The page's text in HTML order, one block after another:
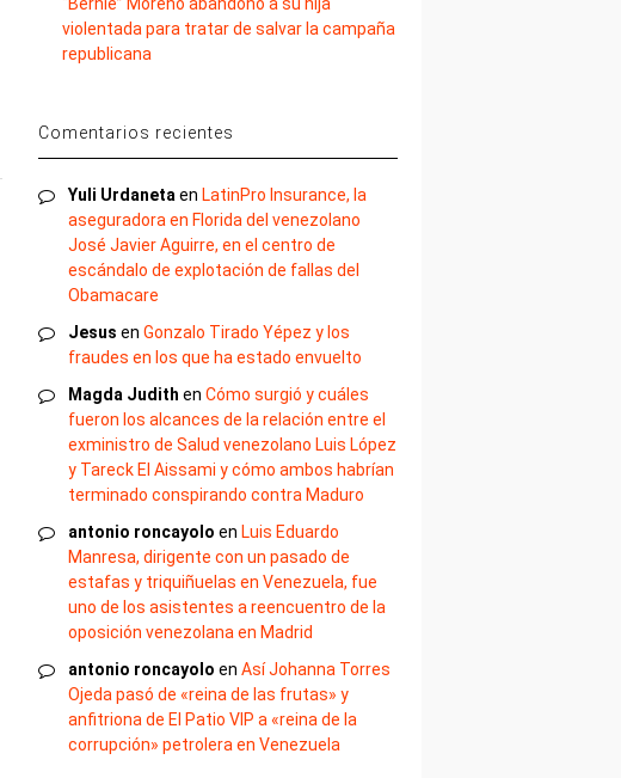
violentada para tratar de salvar la campaña
republicana
Comentarios recientes
Yuli Urdaneta en LatinPro Insurance, la
aseguradora en Florida del venezolano
José Javier Aguirre, en el centro de
escándalo de explotación de fallas del
Obamacare
Jesus enGonzalo Tirado Yépez y los
fraudes en los que ha estado envuelto
Magda Judith enCómo surgió y cuáles
fueron los alcances de la relación entre el
exministro de Salud venezolano Luis López
y Tareck El Aissami y cómo ambos habrían
terminado conspirando contra Maduro
antonio roncayolo en Luis Eduardo
Manresa, dirigente con un pasado de
estafas y triquiñuelas en Venezuela, fue
uno de los asistentes a reencuentro de la
oposición venezolana en Madrid
antonio roncayolo enAsí Johanna Torres
Ojeda pasó de «reina de las frutas» y
anfitriona de El Patio VIP a «reina de la
corrupción» petrolera en Venezuela